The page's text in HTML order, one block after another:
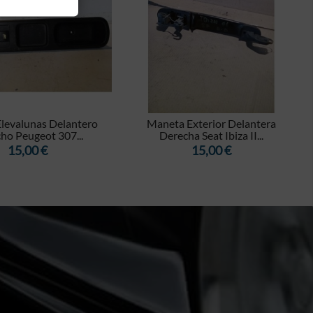
Delantero
Peugeot 307...
Precio
15,00 €
Maneta Exterior Delantera
Derecha Seat Ibiza II...
Precio
15,00 €
